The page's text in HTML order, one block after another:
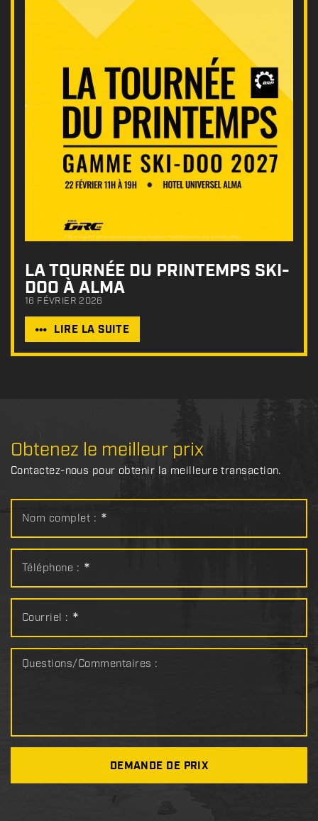
LA TOURNÉE DU PRINTEMPS SKI-
DOO À ALMA
16 FÉVRIER 2026
LIRE LA SUITE
Obtenez le meilleur prix
Contactez-nous pour obtenir la meilleure transaction.
Nom complet : *
Téléphone : *
Courriel : *
Questions/Commentaires :
DEMANDE DE PRIX